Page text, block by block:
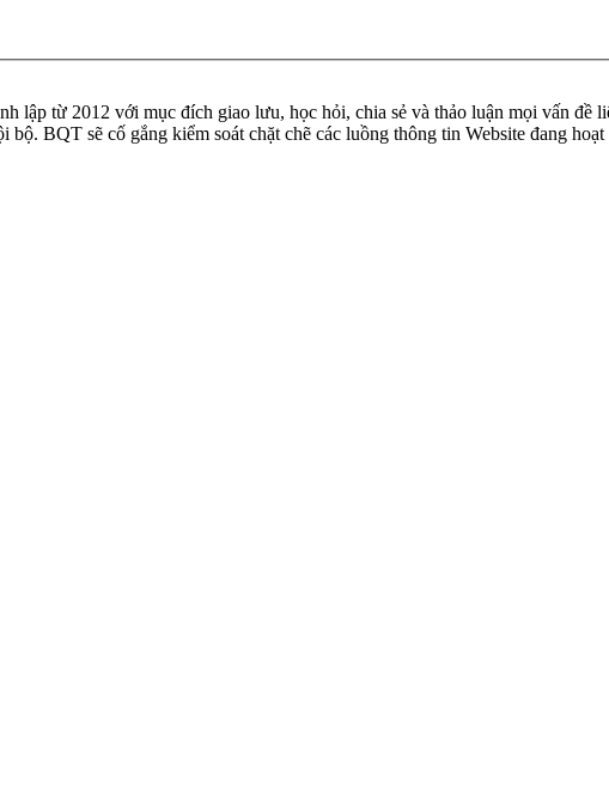
lập từ 2012 với mục đích giao lưu, học hỏi, chia sẻ và thảo luận mọi vấn đề
BQT sẽ cố gắng kiểm soát chặt chẽ các luồng thông tin Website đang